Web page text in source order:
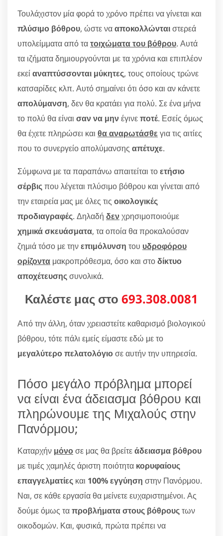
Τουλάχιστον μία φορά το χρόνο πρέπει να γίνεται και
πλύσιμο βόθρου, ώστε νααποκολλώνταιστερεά
υπολείμματα από τατοιχώματα του βόθρου. Αυτά
τα ιζήματα δημιουργούνται με τα χρόνια και επιπλέον
εκείαναπτύσσονται μύκητες, τους οποίους τρώνε
κατσαρίδες κλπ. Αυτό σημαίνει ότι όσο και αν κάνετε
απολύμανση, δεν θα κρατάει για πολύ. Σε ένα μήνα
το πολύ θα είναι σαν να μηνέγινεποτέ. Εσείς όμως
θα έχετε πληρώσει και θα αναρωτάσθε για τις αιτίες
που το συνεργείο απολύμανσης απέτυχε.
Σύμφωνα με τα παραπάνω απαιτείται τοετήσιο
σέρβιςπου λέγεται πλύσιμο βόθρου και γίνεται από
την εταιρεία μας με όλες τις οικολογικές
προδιαγραφές. Δηλαδή δενχρησιμοποιούμε
χημικά σκευάσματα, τα οποία θα προκαλούσαν
ζημιά τόσο με τηνεπιμόλυνση του υδροφόρου
ορίζοντα μακροπρόθεσμα, όσο και στοδίκτυο
αποχέτευσηςσυνολικά.
Καλέστε μας στο 693.308.0081
Από την άλλη, όταν χρειαστείτε καθαρισμό βιολογικού
βόθρου, τότε πάλι εμείς είμαστε εδώ με το
μεγαλύτερο πελατολόγιοσε αυτήν την υπηρεσία.
Πόσο μεγάλο πρόβλημα μπορεί
να είναι ένα άδειασμα βόθρου και
πληρώνουμε της Μιχαλούς στην
Πανόρμου;
Καταρχήν μόνοσε μας θα βρείτεάδειασμα βόθρου
με τιμές χαμηλές άριστη ποιότητα κορυφαίους
επαγγελματίες και 100% εγγύηση στην Πανόρμου.
Ναι, σε κάθε εργασία θα μείνετε ευχαριστημένοι. Ας
δούμε όμως ταπροβλήματα στους βόθρουςτων
οικοδομών. Και, φυσικά, πρώτα πρέπει να